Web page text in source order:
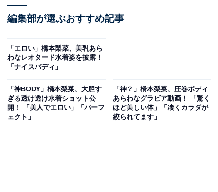
編集部が選ぶおすすめ記事
「エロい」橋本梨菜、美乳あら
わなレオタード水着姿を披露！
「ナイスバディ」
「神BODY」橋本梨菜、大胆す
ぎる透け透け水着ショット公
開！ 「美人でエロい」「パーフ
ェクト」
「神？」橋本梨菜、圧巻ボディ
あらわなグラビア動画！ 「驚く
ほど美しい体」「凄くカラダが
絞られてます」